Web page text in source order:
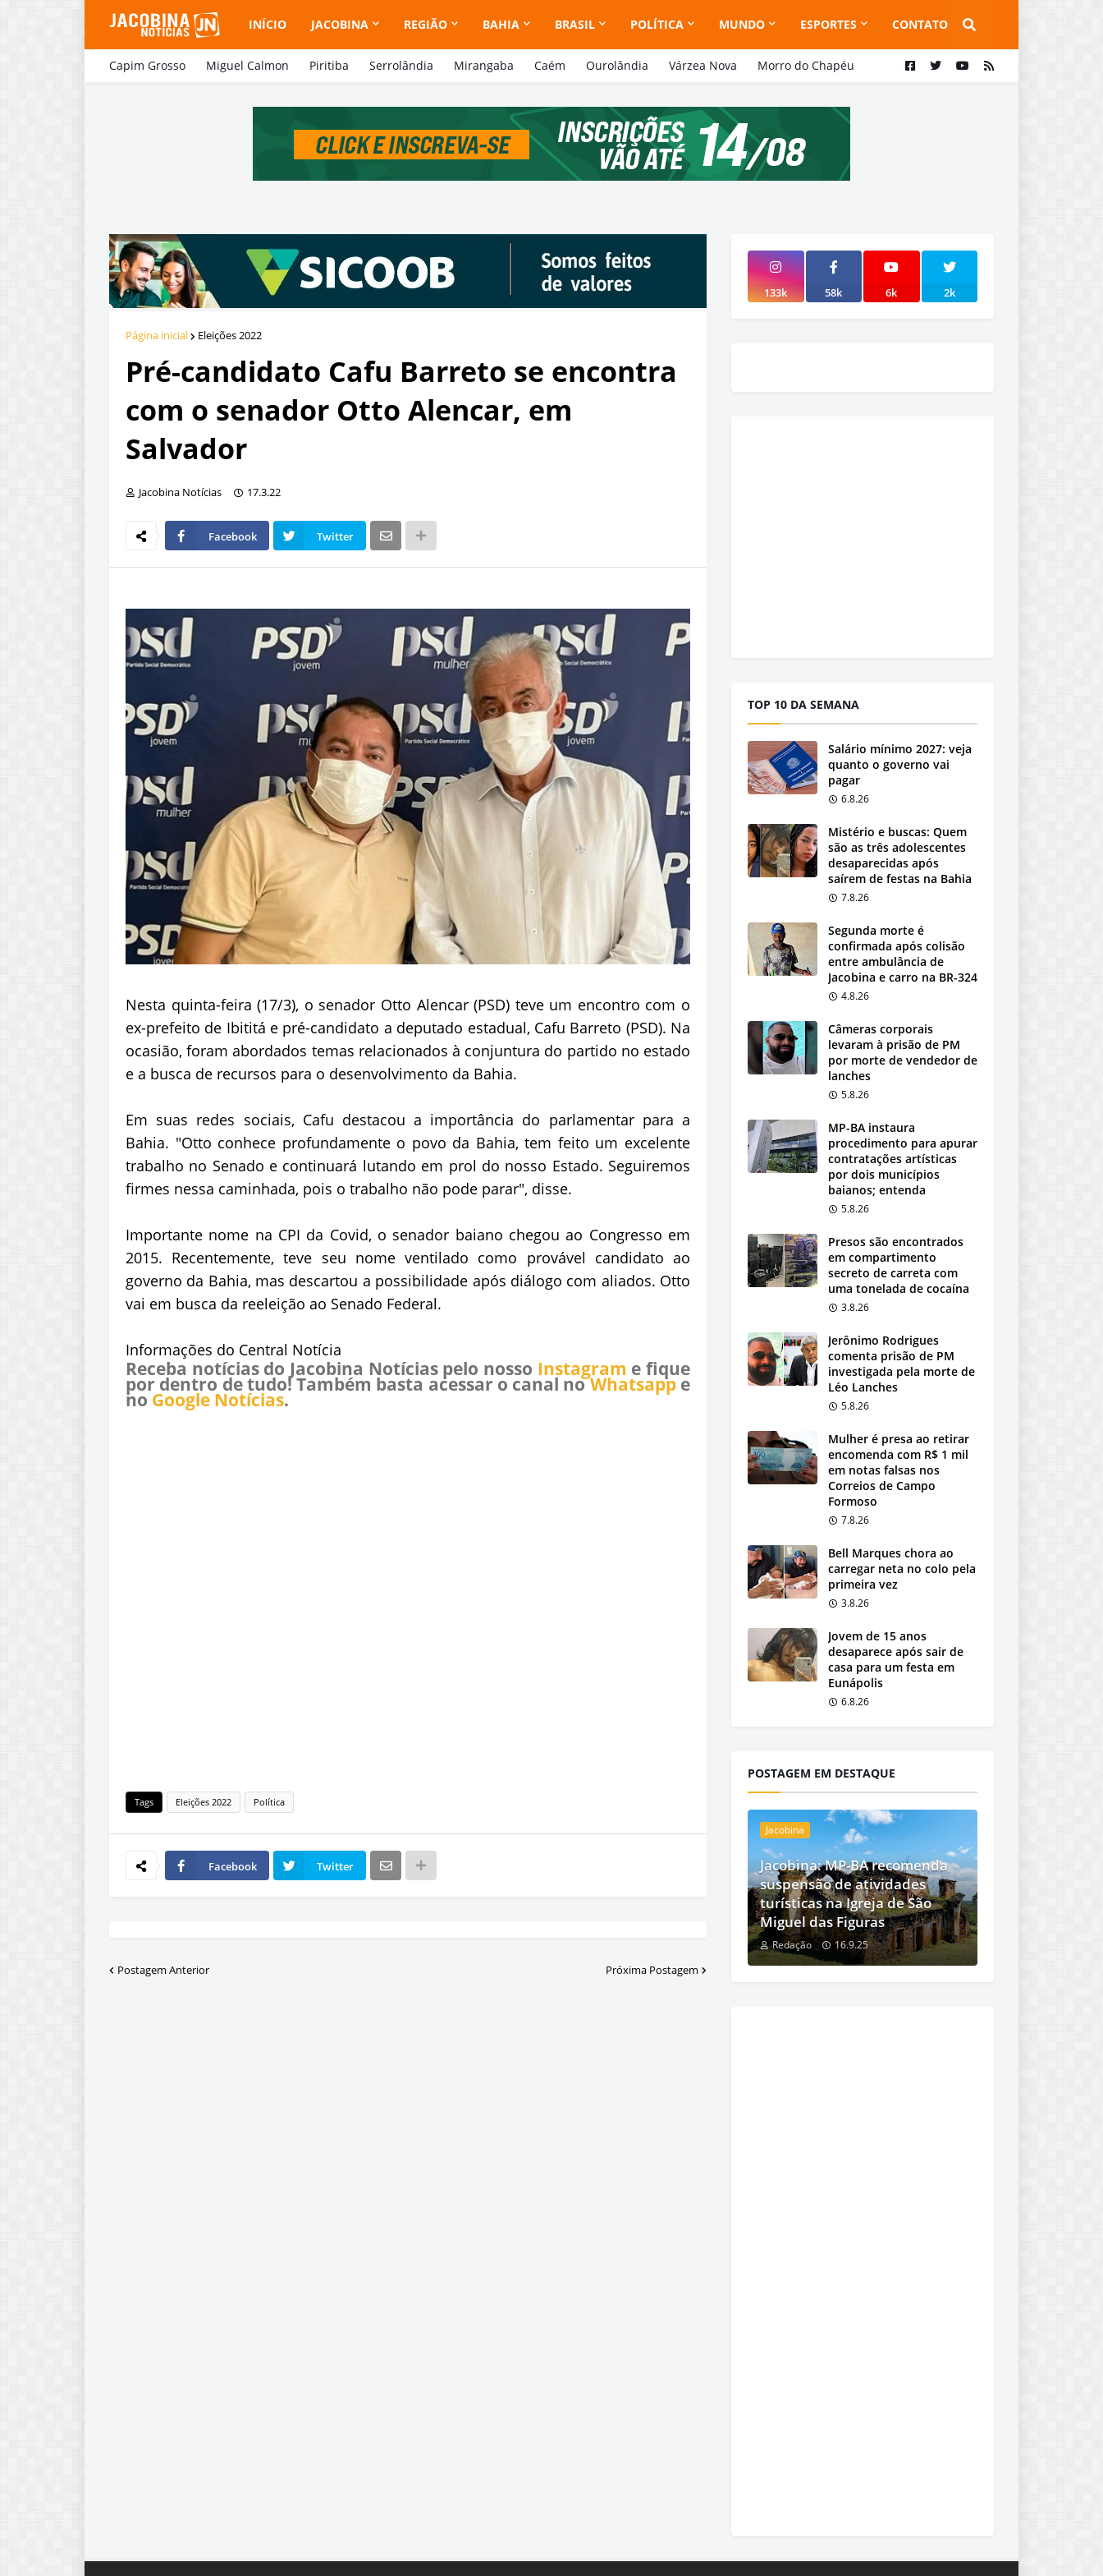
INÍCIO JACOBINA REGIÃO BAHIA BRASIL POLÍTICA MUNDO ESPORTES CONTATO
Capim Grosso Miguel Calmon Piritiba Serrolândia Mirangaba Caém Ourolândia Várzea Nova Morro do Chapéu
Página inicial Eleições 2022
Pré-candidato Cafu Barreto se encontra
com o senador Otto Alencar, em
Salvador
Jacobina Notícias 17.3.22
Facebook Twitter
Nesta quinta-feira (17/3), o senador Otto Alencar (PSD) teve um encontro com o
ex-prefeito de Ibititá e pré-candidato a deputado estadual, Cafu Barreto (PSD). Na
ocasião, foram abordados temas relacionados à conjuntura do partido no estado
e a busca de recursos para o desenvolvimento da Bahia.
Em suas redes sociais, Cafu destacou a importância do parlamentar para a
Bahia. "Otto conhece profundamente o povo da Bahia, tem feito um excelente
trabalho no Senado e continuará lutando em prol do nosso Estado. Seguiremos
firmes nessa caminhada, pois o trabalho não pode parar", disse.
Importante nome na CPI da Covid, o senador baiano chegou ao Congresso em
2015. Recentemente, teve seu nome ventilado como provável candidato ao
governo da Bahia, mas descartou a possibilidade após diálogo com aliados. Otto
vai em busca da reeleição ao Senado Federal.
Informações do Central Notícia
Receba notícias do Jacobina Notícias pelo nosso Instagram e fique
por dentro de tudo! Também basta acessar o canal noWhatsappe
no Google Notícias.
Tags Eleições 2022 Política
Facebook Twitter
Postagem Anterior Próxima Postagem
133k 58k 6k 2k
TOP 10 DA SEMANA
Salário mínimo 2027: veja
quanto o governo vai
pagar
6.8.26
Mistério e buscas: Quem
são as três adolescentes
desaparecidas após
saírem de festas na Bahia
7.8.26
Segunda morte é
confirmada após colisão
entre ambulância de
Jacobina e carro na BR-324
4.8.26
Câmeras corporais
levaram à prisão de PM
por morte de vendedor de
lanches
5.8.26
MP-BA instaura
procedimento para apurar
contratações artísticas
por dois municípios
baianos; entenda
5.8.26
Presos são encontrados
em compartimento
secreto de carreta com
uma tonelada de cocaína
3.8.26
Jerônimo Rodrigues
comenta prisão de PM
investigada pela morte de
Léo Lanches
5.8.26
Mulher é presa ao retirar
encomenda com R$ 1 mil
em notas falsas nos
Correios de Campo
Formoso
7.8.26
Bell Marques chora ao
carregar neta no colo pela
primeira vez
3.8.26
Jovem de 15 anos
desaparece após sair de
casa para um festa em
Eunápolis
6.8.26
POSTAGEM EM DESTAQUE
Jacobina
Jacobina: MP-BA recomenda
suspensão de atividades
turísticas na Igreja de São
Miguel das Figuras
Redação 16.9.25